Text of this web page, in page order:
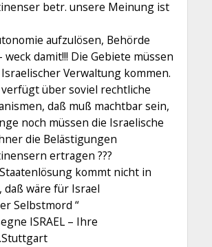
betr. unsere Meinung ist
aufzulösen, Behörde
weck damit!!! Die Gebiete müssen
Verwaltung kommen.
über soviel rechtliche
daß muß machtbar sein,
noch müssen die Israelische
die Belästigungen
ertragen ???
kommt nicht in
daß wäre für Israel
Selbstmord “
ISRAEL – Ihre